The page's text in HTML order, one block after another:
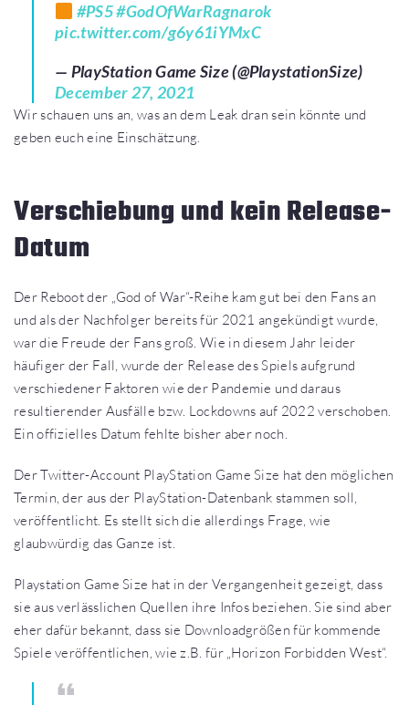
#PS5#GodOfWarRagnarok
pic.twitter.com/g6y61iYMxC
— PlayStation Game Size (@PlaystationSize)
December 27, 2021
Wir schauen uns an, was an dem Leak dran sein könnte und
geben euch eine Einschätzung.
Verschiebung und kein Release-
Datum
Der Reboot der „God of War“-Reihe kam gut bei den Fans an
und als der Nachfolger bereits für 2021 angekündigt wurde,
war die Freude der Fans groß. Wie in diesem Jahr leider
häufiger der Fall, wurde der Release des Spiels aufgrund
verschiedener Faktoren wie der Pandemie und daraus
resultierender Ausfälle bzw. Lockdowns auf 2022 verschoben.
Ein offizielles Datum fehlte bisher aber noch.
Der Twitter-Account PlayStation Game Size hat den möglichen
Termin, der aus der PlayStation-Datenbank stammen soll,
veröffentlicht. Es stellt sich die allerdings Frage, wie
glaubwürdig das Ganze ist.
Playstation Game Size hat in der Vergangenheit gezeigt, dass
sie aus verlässlichen Quellen ihre Infos beziehen. Sie sind aber
eher dafür bekannt, dass sie Downloadgrößen für kommende
Spiele veröffentlichen, wie z.B. für „Horizon Forbidden West“.